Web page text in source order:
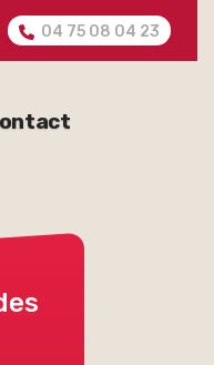
04 75 08 04 23